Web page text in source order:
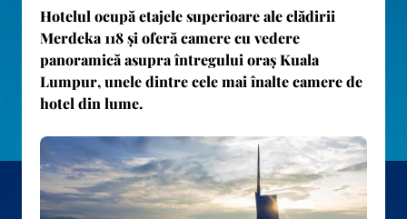
Hotelul ocupă etajele superioare ale clădirii
Merdeka 118 și oferă camere cu vedere
panoramică asupra întregului oraș Kuala
Lumpur, unele dintre cele mai înalte camere de
hotel din lume.